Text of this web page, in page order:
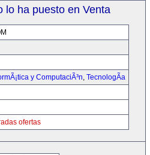
lo ha puesto en Venta
y ComputaciÃ³n, TecnologÃ­a
ofertas